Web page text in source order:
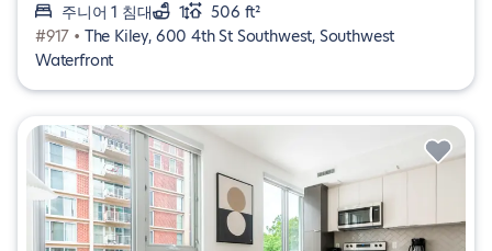
주니어 1 침대
1
506 ft²
#917 • The Kiley, 600 4th St Southwest, Southwest
Waterfront